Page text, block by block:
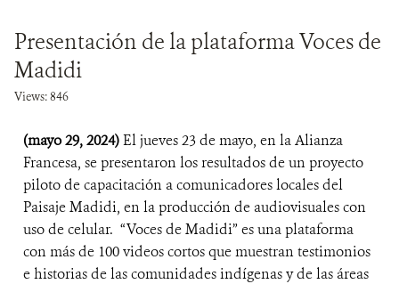
Presentación de la plataforma Voces de
Madidi
Views: 846
(mayo 29, 2024)El jueves 23 de mayo, en la Alianza
Francesa, se presentaron los resultados de un proyecto
piloto de capacitación a comunicadores locales del
Paisaje Madidi, en la producción de audiovisuales con
uso de celular. “Voces de Madidi” es una plataforma
con más de 100 videos cortos que muestran testimonios
e historias de las comunidades indígenas y de las áreas